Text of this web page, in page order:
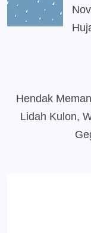
Hendak
Lidah Kulon,